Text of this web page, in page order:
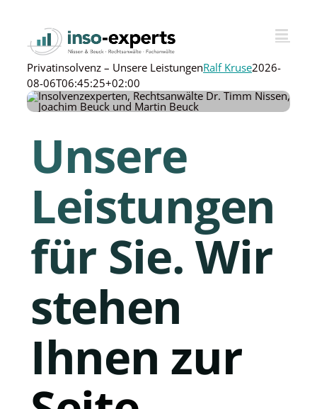
content
Privatinsolvenz – Unsere LeistungenRalf Kruse2026-
08-06T06:45:25+02:00
Unsere
Leistungen
für Sie. Wir
stehen
Ihnen zur